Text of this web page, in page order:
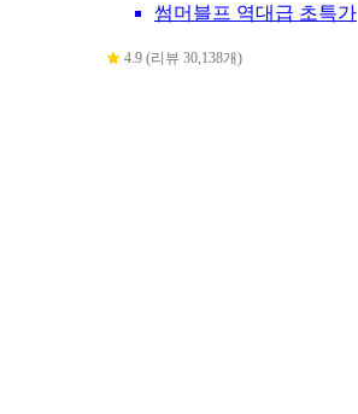
썸머블프 역대급 초특가
4.9 (리뷰 30,138개)